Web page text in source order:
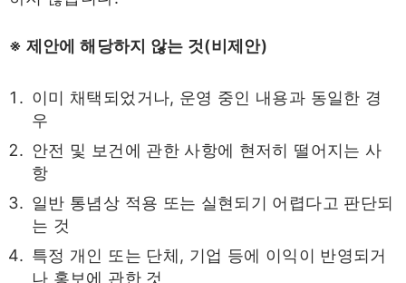
※ 제안에 해당하지 않는 것(비제안)
이미 채택되었거나, 운영 중인 내용과 동일한 경
우
안전 및 보건에 관한 사항에 현저히 떨어지는 사
항
일반 통념상 적용 또는 실현되기 어렵다고 판단되
는 것
특정 개인 또는 단체, 기업 등에 이익이 반영되거
나 홍보에 관한 것